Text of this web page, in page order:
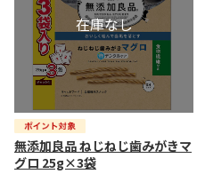
無添加良品 ねじねじ歯みがきマ
グロ 25g×3袋